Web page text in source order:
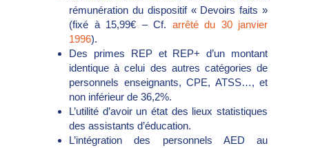
rémunération du dispositif « Devoirs faits »
(fixé à 15,99€ – Cf. arrêté du 30 janvier
1996).
Des primes REP et REP+ d’un montant
identique à celui des autres catégories de
personnels enseignants, CPE, ATSS…, et
non inférieur de 36,2%.
L’utilité d’avoir un état des lieux statistiques
des assistants d’éducation.
L’intégration des personnels AED au